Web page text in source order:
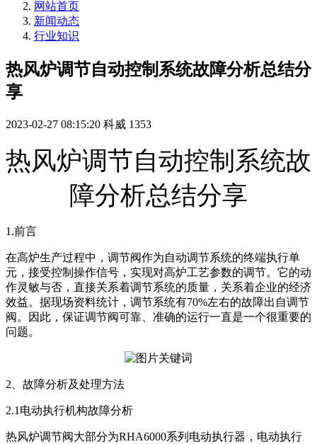
网站首页
新闻动态
行业知识
热风炉调节自动控制系统故障分析总结分
享
2023-02-27 08:15:20 科威 1353
热风炉调节自动控制系统故
障分析总结分享
1.前言
在高炉生产过程中，调节阀作为自动调节系统的终端执行单
元，接受控制操作信号，实现对高炉工艺参数的调节。它的动
作灵敏与否，直接关系着调节系统的质量，关系着企业的经济
效益。据现场资料统计，调节系统有70%左右的故障出自调节
阀。因此，保证调节阀可靠、准确的运行一直是一个很重要的
问题。
2、故障分析及处理方法
2.1电动执行机构故障分析
热风炉调节阀大部分为RHA6000系列电动执行器，电动执行